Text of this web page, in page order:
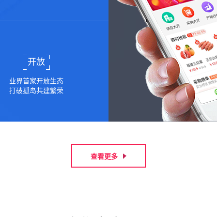
开放
业界首家开放生态
打破孤岛共建繁荣
查看更多